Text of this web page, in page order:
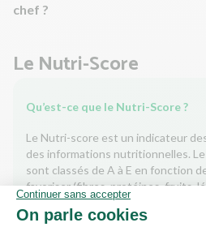
chef ?
Le Nutri-Score
Qu’est-ce que le Nutri-Score ?
Le Nutri-score est un indicateur
des informations nutritionnelles.
sont classés de A à E en fonction
favoriser (fibres, protéines, fruits,
et en aliments à limiter (énergie,
sel...).